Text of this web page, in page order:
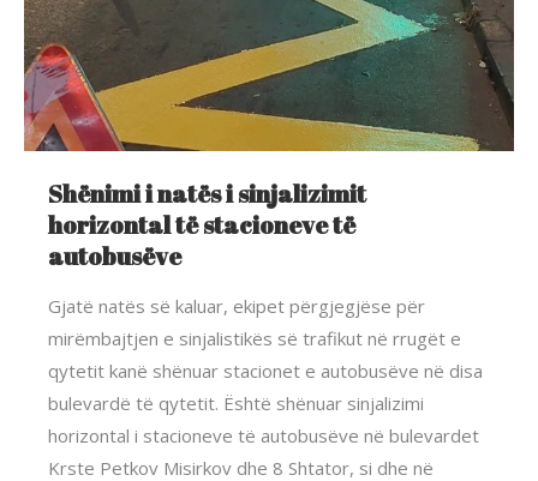
Shënimi i natës i sinjalizimit
horizontal të stacioneve të
autobusëve
Gjatë natës së kaluar, ekipet përgjegjëse për
mirëmbajtjen e sinjalistikës së trafikut në rrugët e
qytetit kanë shënuar stacionet e autobusëve në disa
bulevardë të qytetit. Është shënuar sinjalizimi
horizontal i stacioneve të autobusëve në bulevardet
Krste Petkov Misirkov dhe 8 Shtator, si dhe në